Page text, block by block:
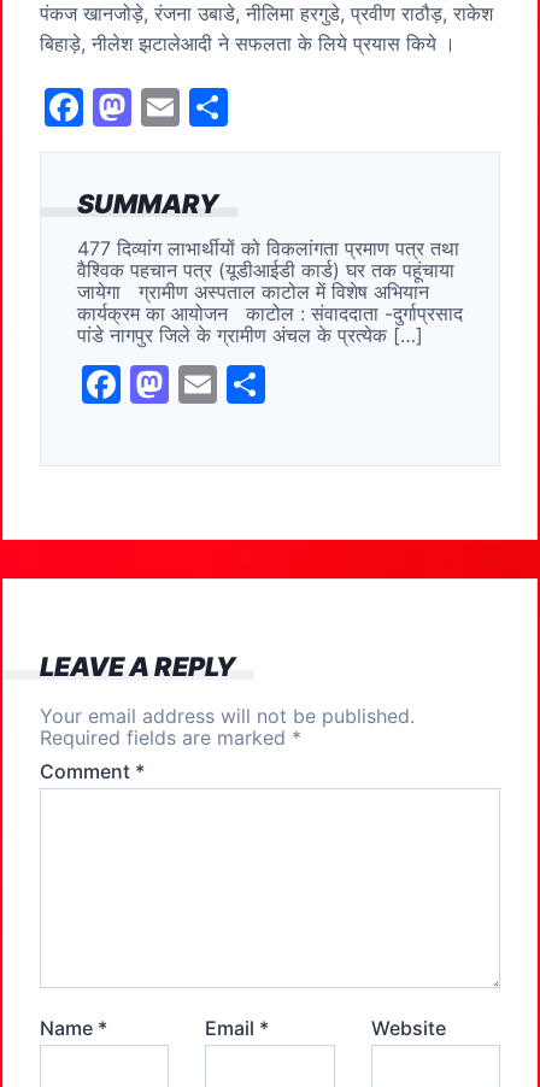
SUMMARY
477 दिव्यांग लाभार्थीयों को विकलांगता प्रमाण पत्र तथा
वैश्विक पहचान पत्र (यूडीआईडी ​​कार्ड) घर तक पहूंचाया
जायेगा ग्रामीण अस्पताल काटोल में विशेष अभियान
कार्यक्रम का आयोजन काटोल : संवाददाता -दुर्गाप्रसाद
पांडे नागपुर जिले के ग्रामीण अंचल के प्रत्येक […]
F
c
b
o
k
M
st
d
o
E
ai ar
पंकज खानजोड़े, रंजना उबाडे, नीलिमा हरगुडे, प्रवीण राठौड़, राकेश
बिहाड़े, नीलेश झटालेआदी ने सफलता के लिये प्रयास किये ।
F
a
c
e
b
o
o
k
M
a
st
o
d
o
n
E
m
ai
l
h
LEAVE A REPLY
Your email address will not be published.
Required fields are marked *
Comment *
Name * Email * Website